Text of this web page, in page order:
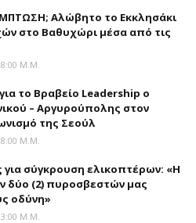
Aλώβητο το Eκκλησάκι
στο Bαθυχώρι μέσα από τις
Μ.μ.
το Bραβείο Leadership ο
– Αργυρούπολης στον
της Σεούλ
Μ.μ.
σύγκρουση ελικοπτέρων: «Η
δύο (2) πυροσβεστών μας
οδύνη»
Μ.μ.